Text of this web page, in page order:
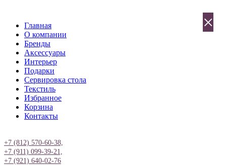
Главная
О компании
Бренды
Аксессуары
Интерьер
Подарки
Сервировка стола
Текстиль
Избранное
Корзина
Контакты
+7 (812) 570-60-38,
+7 (911) 099-39-21,
+7 (921) 640-02-76
×